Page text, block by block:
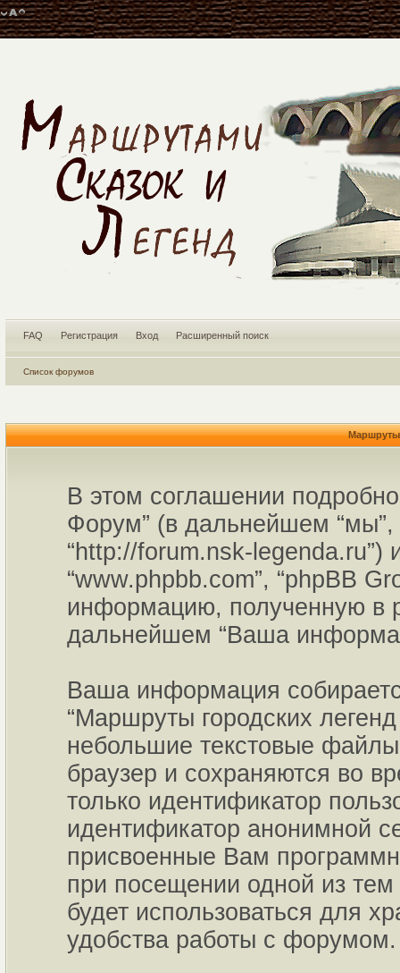
FAQ Регистрация Вход Расширенный поиск
Список форумов
Маршруты
В этом соглашении
Форум” (в дальнейшем “мы”,
“http://forum.nsk-legenda.ru”)
“www.phpbb.com”, “phpBB
информацию, полученную в
дальнейшем “Ваша
Ваша информация
“Маршруты городских
небольшие текстовые
браузер и сохраняются во
только идентификатор
идентификатор анонимной
присвоенные Вам
при посещении одной из
будет использоваться для
удобства работы с форумом.